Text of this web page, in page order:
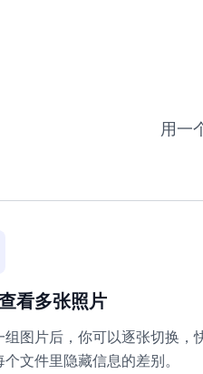
用一
看多张照片
组图片后，你可以逐张切换，
文件里隐藏信息的差别。